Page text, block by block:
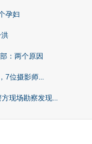
孕妇
：两个原因
7位摄影师...
现场勘察发现...